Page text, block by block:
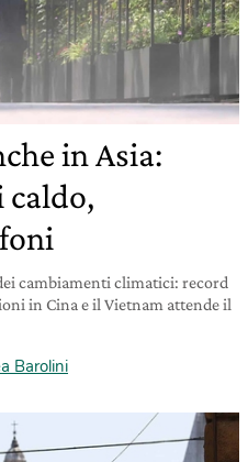
in Asia:
caldo,
cambiamenti climatici: record
in Cina e il Vietnam attende il
Barolini